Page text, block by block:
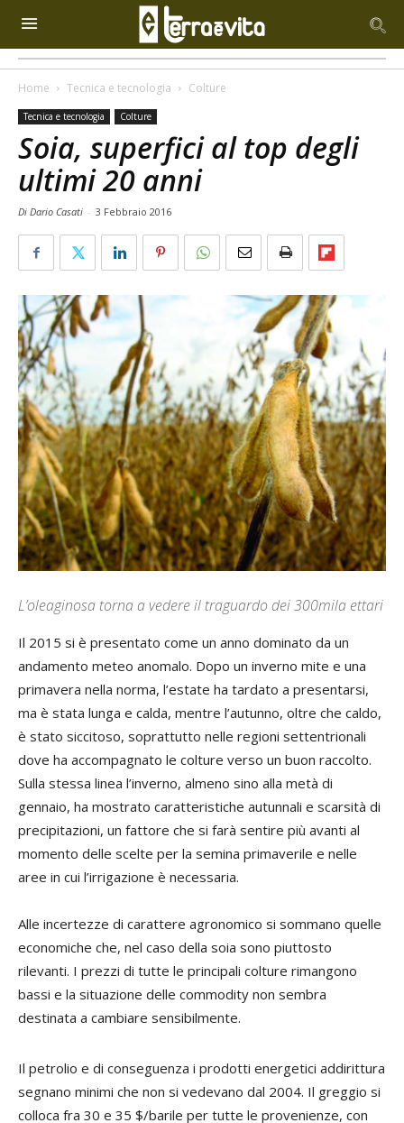
Home Tecnica e tecnologia Colture
Tecnica e tecnologia Colture
Soia, superfici al top degli
ultimi 20 anni
Di Dario Casati - 3 Febbraio 2016
L’oleaginosa torna a vedere il traguardo dei 300mila ettari
Il 2015 si è presentato come un anno dominato da un
andamento meteo anomalo. Dopo un inverno mite e una
primavera nella norma, l’estate ha tardato a presentarsi,
ma è stata lunga e calda, mentre l’autunno, oltre che caldo,
è stato siccitoso, soprattutto nelle regioni settentrionali
dove ha accompagnato le colture verso un buon raccolto.
Sulla stessa linea l’inverno, almeno sino alla metà di
gennaio, ha mostrato caratteristiche autunnali e scarsità di
precipitazioni, un fattore che si farà sentire più avanti al
momento delle scelte per la semina primaverile e nelle
aree in cui l’irrigazione è necessaria.
Alle incertezze di carattere agronomico si sommano quelle
economiche che, nel caso della soia sono piuttosto
rilevanti. I prezzi di tutte le principali colture rimangono
bassi e la situazione delle commodity non sembra
destinata a cambiare sensibilmente.
Il petrolio e di conseguenza i prodotti energetici addirittura
segnano minimi che non si vedevano dal 2004. Il greggio si
colloca fra 30 e 35 $/barile per tutte le provenienze, con